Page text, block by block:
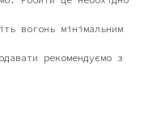
вогонь мінімальним
рекомендуємо з